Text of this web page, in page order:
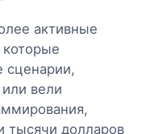
активные
которые
сценарии,
вели
тысячи долларов